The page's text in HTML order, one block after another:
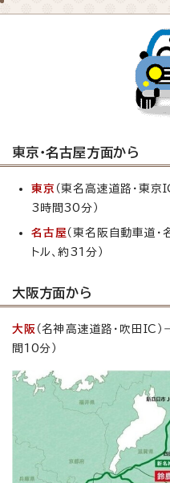
東京・名古屋方面から
東京 （東名高速道路・東京
3時間30分）
名古屋 （東名阪自動車道
トル、約31分）
大阪方面から
大阪 （名神高速道路・吹田IC）
間10分）